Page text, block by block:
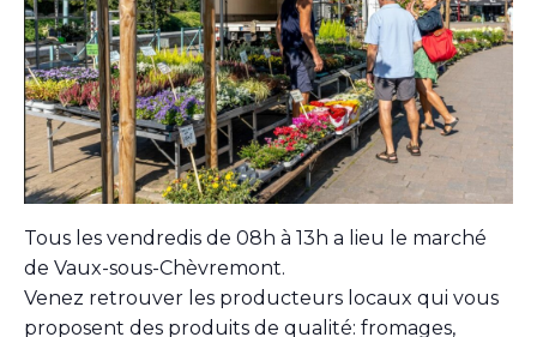
Tous les vendredis de 08h à 13h a lieu le marché
de Vaux-sous-Chèvremont.
Venez retrouver les producteurs locaux qui vous
proposent des produits de qualité: fromages,